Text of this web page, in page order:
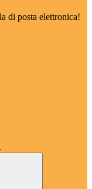
di posta elettronica!